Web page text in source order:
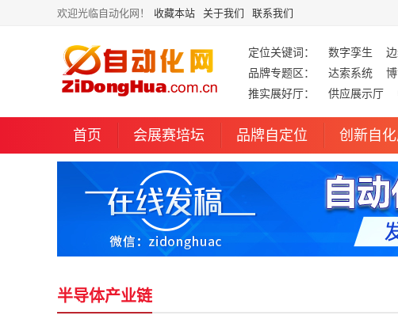
欢迎光临自动化网！ 收藏本站 关于我们 联系我们
定位关键词： 数字孪生
品牌专题区：
达索系统
推实展好厅：
供应展示厅
首页 会展赛培坛 品牌自定位 创新自
半导体产业链